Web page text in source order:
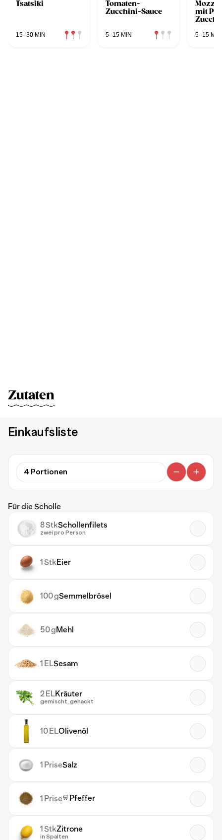
Tsatsiki
15–30 MIN
Tomaten-
Zucchini-Sauce
5–15 MIN
mit
5–15 MIN
Zutaten